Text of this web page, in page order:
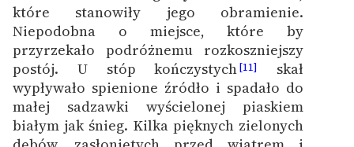
które stanowiły jego obramienie.
Niepodobna o miejsce, które by
przyrzekało podróżnemu rozkoszniejszy
postój. U stóp kończystych[11]
skał
wypływało spienione źródło i spadało do
małej sadzawki wyścielonej piaskiem
białym jak śnieg. Kilka pięknych zielonych